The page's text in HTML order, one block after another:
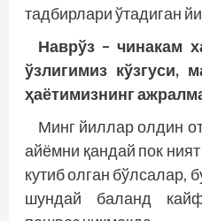
тадбирлари ўтадиган
Наврўз – чинакам
ўзлигимиз кўзгуси,
ҳаётимизнинг
Минг йиллар олдин
айёмни қандай пок
кутиб олган бўлсалар,
шундай баланд